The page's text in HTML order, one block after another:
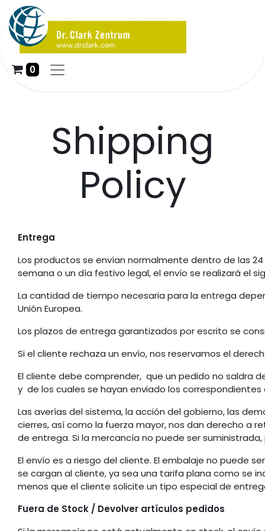
0
Shipping
Policy
Entrega
Los productos se envían normalmente dentro de las
semana o un día festivo legal, el envío se realizará el
La cantidad de tiempo necesaria para la entrega
Unión Europea.
Los plazos de entrega garantizados por escrito se
Si el cliente rechaza un envío, nos reservamos el
El cliente debe comprender, que un pedido no saldra
y de los cuales se hayan enviado los
Las averías del sistema, la acción del gobierno, las
cierres, así como la fuerza mayor, nos dan derecho a
de entrega. Si la mercancía no puede ser
El envío es a riesgo del cliente. El embalaje no puede
se cargan al cliente, ya sea una tarifa plana como se
menos que el cliente solicite un tipo especial de
Fuera de Stock / Devolver artículos pedidos